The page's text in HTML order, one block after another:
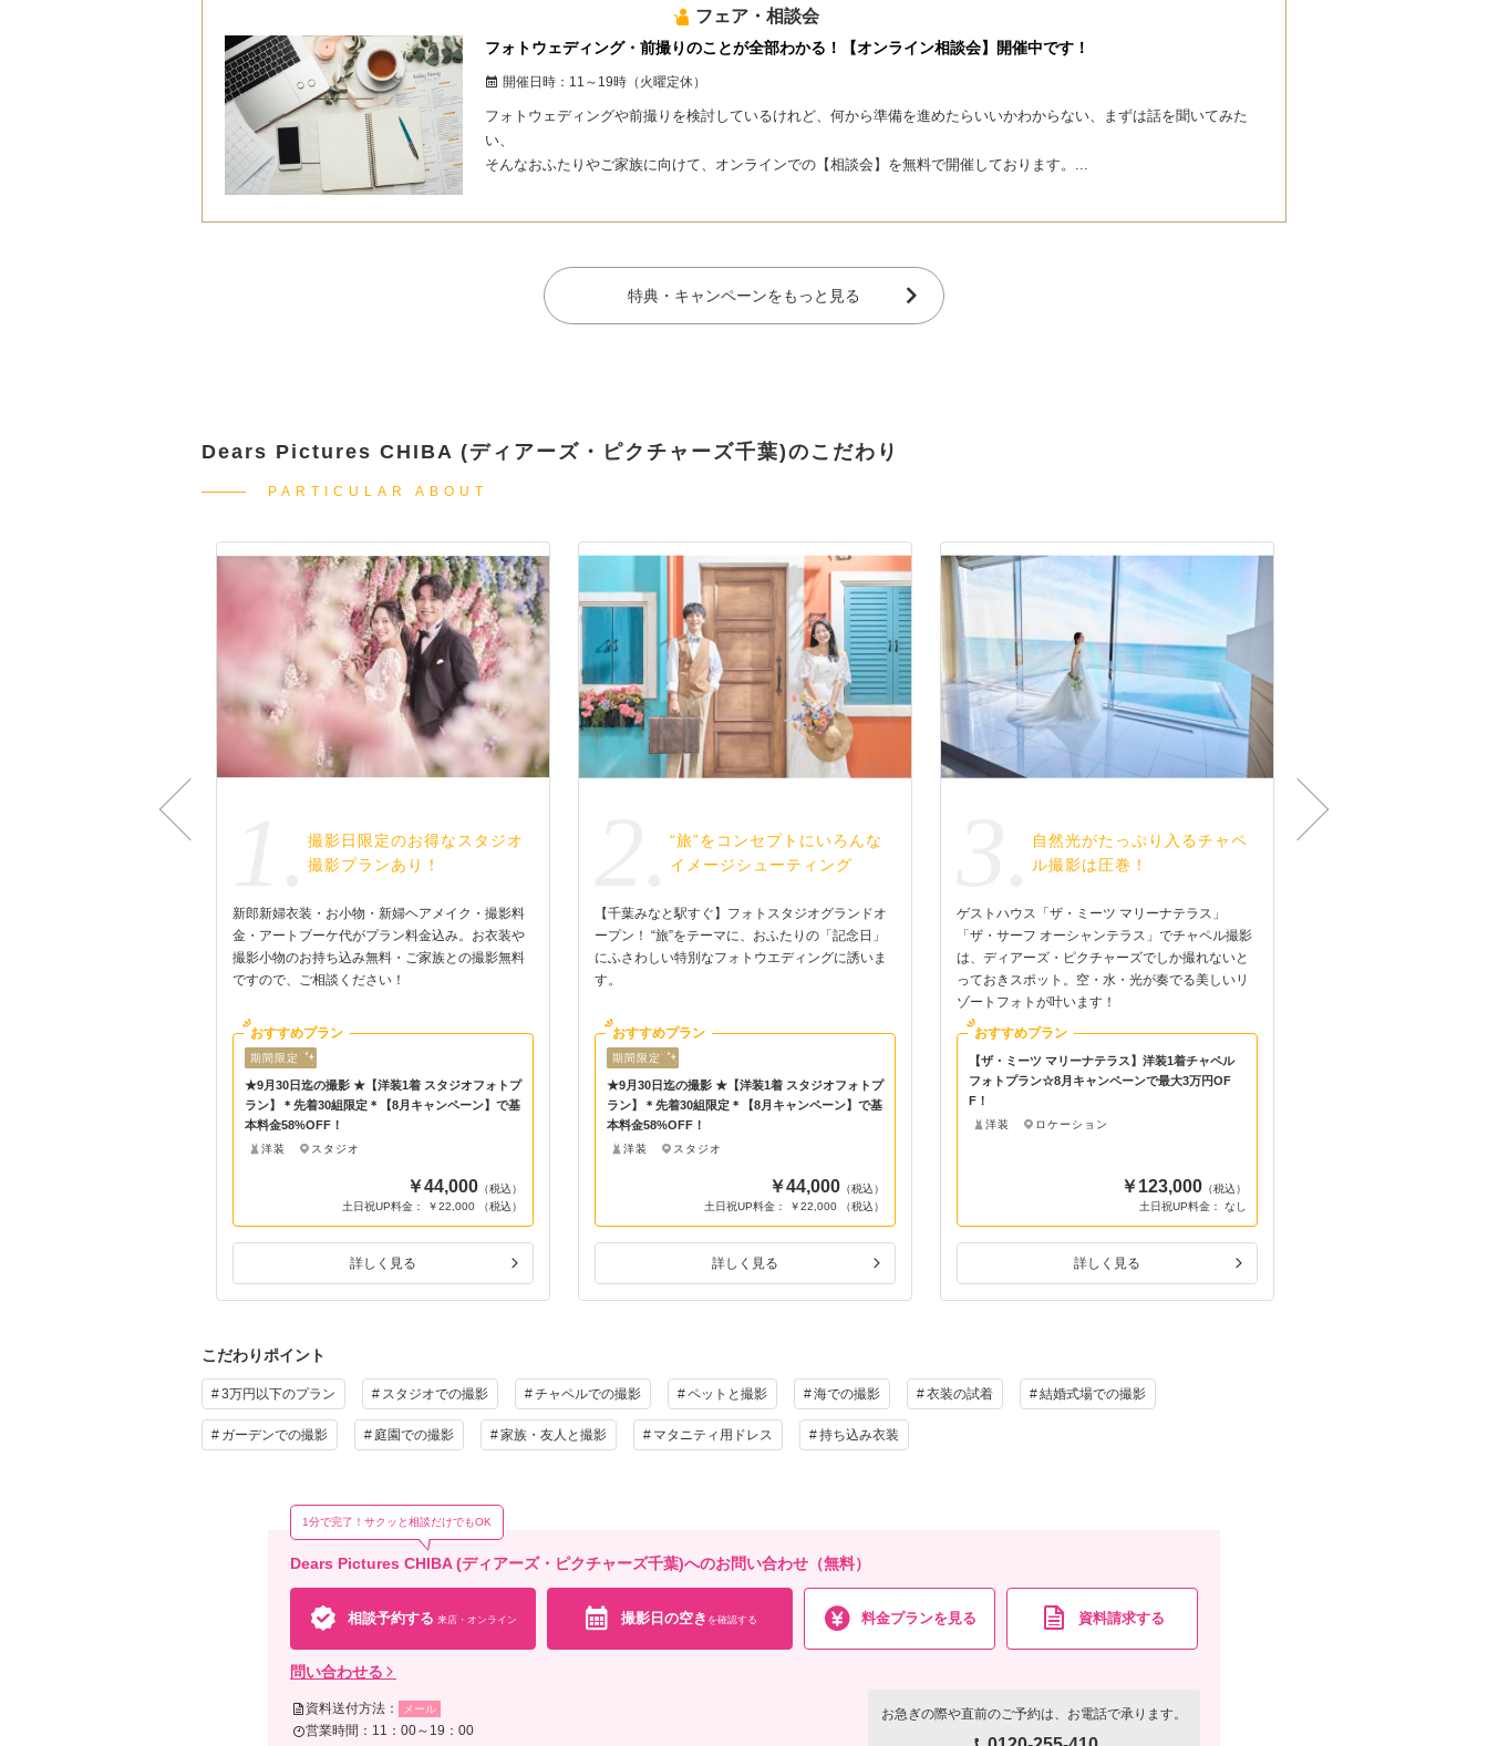
フェア・相談会
フォトウェディング・前撮りのことが全部わかる！【オンライン相談会】開催中です！
開催日時： 11～19時（火曜定休）
フォトウェディングや前撮りを検討しているけれど、何から準備を進めたらいいかわからない、まずは話を聞いてみた
い、
そんなおふたりやご家族に向けて、オンラインでの【相談会】を無料で開催しております。...
特典・キャンペーンをもっと見る
Dears Pictures CHIBA (ディアーズ・ピクチャーズ千葉)のこだわり
PARTICULAR ABOUT
撮影日限定のお得なスタジオ
撮影プランあり！
新郎新婦衣装・お小物・新婦ヘアメイク・撮影料
金・アートブーケ代がプラン料金込み。お衣装や
撮影小物のお持ち込み無料・ご家族との撮影無料
ですので、ご相談ください！
おすすめプラン
期間限定
★9月30日迄の撮影 ★【洋装1着 スタジオフォトプ
ラン】＊先着30組限定＊【8月キャンペーン】で基
本料金58%OFF！
洋装 スタジオ
￥44,000（税込）
土日祝UP料金： ￥22,000 （税込）
詳しく見る
“旅”をコンセプトにいろんな
イメージシューティング
【千葉みなと駅すぐ】フォトスタジオグランドオ
ープン！ “旅”をテーマに、おふたりの「記念日」
にふさわしい特別なフォトウエディングに誘いま
す。
おすすめプラン
期間限定
★9月30日迄の撮影 ★【洋装1着 スタジオフォトプ
ラン】＊先着30組限定＊【8月キャンペーン】で基
本料金58%OFF！
洋装 スタジオ
￥44,000（税込）
土日祝UP料金： ￥22,000 （税込）
詳しく見る
自然光がたっぷり入るチャペ
ル撮影は圧巻！
ゲストハウス「ザ・ミーツ マリーナテラス」
「ザ・サーフ オーシャンテラス」でチャペル撮影
は、ディアーズ・ピクチャーズでしか撮れないと
っておきスポット。空・水・光が奏でる美しいリ
ゾートフォトが叶います！
おすすめプラン
【ザ・ミーツ マリーナテラス】洋装1着チャペル
フォトプラン☆8月キャンペーンで最大3万円OF
F！
洋装 ロケーション
￥123,000（税込）
土日祝UP料金： なし
詳しく見る
4.
こだわりポイント
3万円以下のプラン スタジオでの撮影 チャペルでの撮影 ペットと撮影 海での撮影 衣装の試着 結婚式場での撮影
ガーデンでの撮影 庭園での撮影 家族・友人と撮影 マタニティ用ドレス 持ち込み衣装
Dears Pictures CHIBA (ディアーズ・ピクチャーズ千葉)へのお問い合わせ（無料）
1分で完了！サクッと相談だけでもOK
相談予約する 来店・オンライン 撮影日の空き を確認する 料金プランを見る 資料請求する
問い合わせる
資料送付方法： メール
営業時間：11：00～19：00
お急ぎの際や直前のご予約は、お電話で承ります。